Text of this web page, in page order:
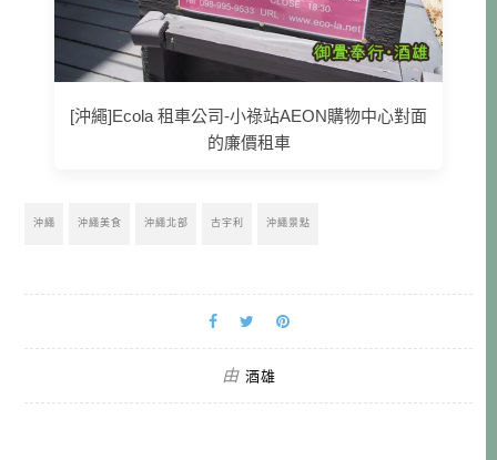
[沖繩]Ecola 租車公司-小祿站AEON購物中心對面
的廉價租車
沖繩 沖繩美食 沖繩北部 古宇利 沖繩景點
由 酒雄